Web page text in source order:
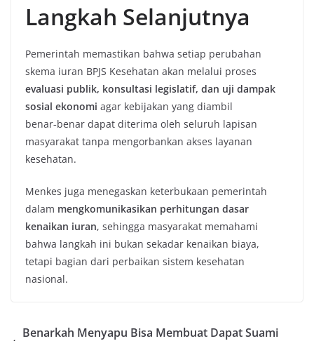
Langkah Selanjutnya
Pemerintah memastikan bahwa setiap perubahan
skema iuran BPJS Kesehatan akan melalui proses
evaluasi publik, konsultasi legislatif, dan uji dampak
sosial ekonomi agar kebijakan yang diambil
benar‑benar dapat diterima oleh seluruh lapisan
masyarakat tanpa mengorbankan akses layanan
kesehatan.
Menkes juga menegaskan keterbukaan pemerintah
dalam mengkomunikasikan perhitungan dasar
kenaikan iuran, sehingga masyarakat memahami
bahwa langkah ini bukan sekadar kenaikan biaya,
tetapi bagian dari perbaikan sistem kesehatan
nasional.
Benarkah Menyapu Bisa Membuat Dapat Suami